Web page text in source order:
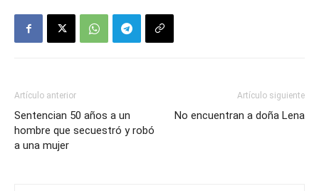
Artículo anterior
Sentencian 50 años a un
hombre que secuestró y robó
a una mujer
Artículo siguiente
No encuentran a doña Lena